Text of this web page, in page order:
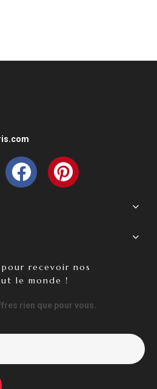
recevoir nos
le monde !
rien que pour vous.